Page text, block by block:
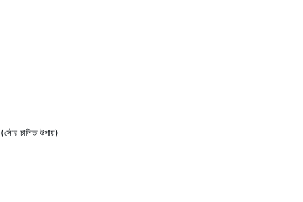
চালিত উপায়)